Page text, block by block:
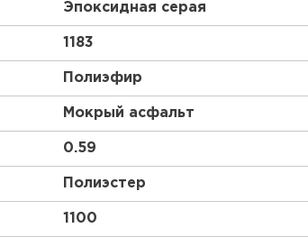
Эпоксидная серая
1183
Полиэфир
Мокрый асфальт
0.59
Полиэстер
1100